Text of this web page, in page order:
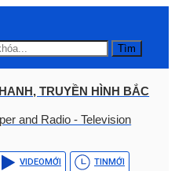
Tìm
TRUYỀN HÌNH BẮC
and Radio - Television
VIDEOMỚI TINMỚI